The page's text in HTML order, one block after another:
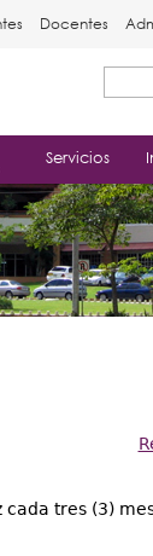
de
Docentes
Servicios
tres (3)